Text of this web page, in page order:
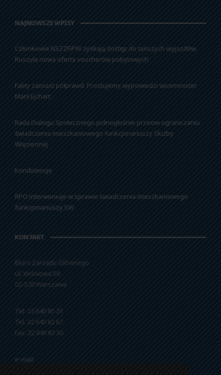
NAJNOWSZE WPISY
Członkowie NSZZFiPW zyskają dostęp do tańszych wyjazdów.
Ruszyła nowa oferta voucherów pobytowych
Fakty zamiast półprawd. Prostujemy wypowiedzi wiceminister
Marii Ejchart
Rada Dialogu Społecznego jednogłośnie przeciw ograniczaniu
świadczenia mieszkaniowego funkcjonariuszy Służby
Więziennej
Kondolencje
RPO interweniuje w sprawie świadczenia mieszkaniowego
funkcjonariuszy SW
KONTAKT
Biuro Zarządu Głównego
ul. Wiśniowa 50
02-520 Warszawa
Tel: 22 640 80 23
Tel: 22 640 82 67
Fax: 22 849 82 30
e-mail: